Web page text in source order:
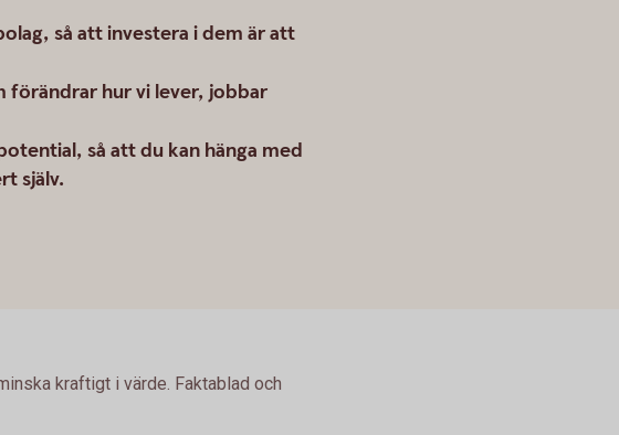
så att investera i dem är att
förändrar hur vi lever, jobbar
så att du kan hänga med
själv.
kraftigt i värde. Faktablad och